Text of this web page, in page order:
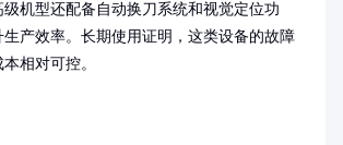
机型还配备自动换刀系统和视觉定位功
产效率。长期使用证明，这类设备的故障
相对可控。